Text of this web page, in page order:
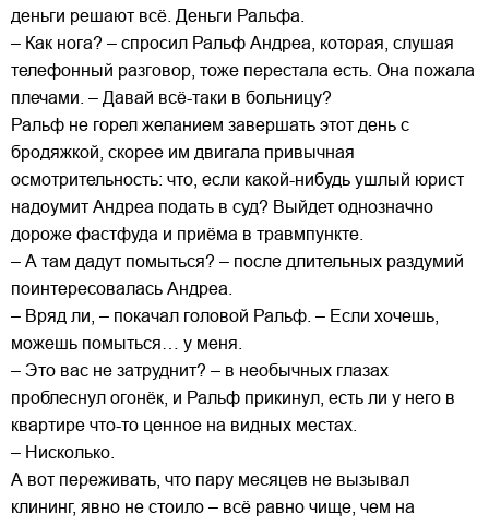
деньги решают всё. Деньги Ральфа.
– Как нога? – спросил Ральф Андреа, которая, слушая
телефонный разговор, тоже перестала есть. Она пожала
плечами. – Давай всё-таки в больницу?
Ральф не горел желанием завершать этот день с
бродяжкой, скорее им двигала привычная
осмотрительность: что, если какой-нибудь ушлый юрист
надоумит Андреа подать в суд? Выйдет однозначно
дороже фастфуда и приёма в травмпункте.
– А там дадут помыться? – после длительных раздумий
поинтересовалась Андреа.
– Вряд ли, – покачал головой Ральф. – Если хочешь,
можешь помыться… у меня.
– Это вас не затруднит? – в необычных глазах
проблеснул огонёк, и Ральф прикинул, есть ли у него в
квартире что-то ценное на видных местах.
– Нисколько.
А вот переживать, что пару месяцев не вызывал
клининг, явно не стоило – всё равно чище, чем на